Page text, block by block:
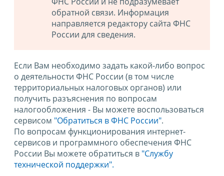
обратной связи. Информация
направляется редактору сайта ФНС
России для сведения.
Если Вам необходимо задать какой-либо вопрос
о деятельности ФНС России (в том числе
территориальных налоговых органов) или
получить разъяснения по вопросам
налогообложения - Вы можете воспользоваться
сервисом "Обратиться в ФНС России".
По вопросам функционирования интернет-
сервисов и программного обеспечения ФНС
России Вы можете обратиться в "Службу
технической поддержки".